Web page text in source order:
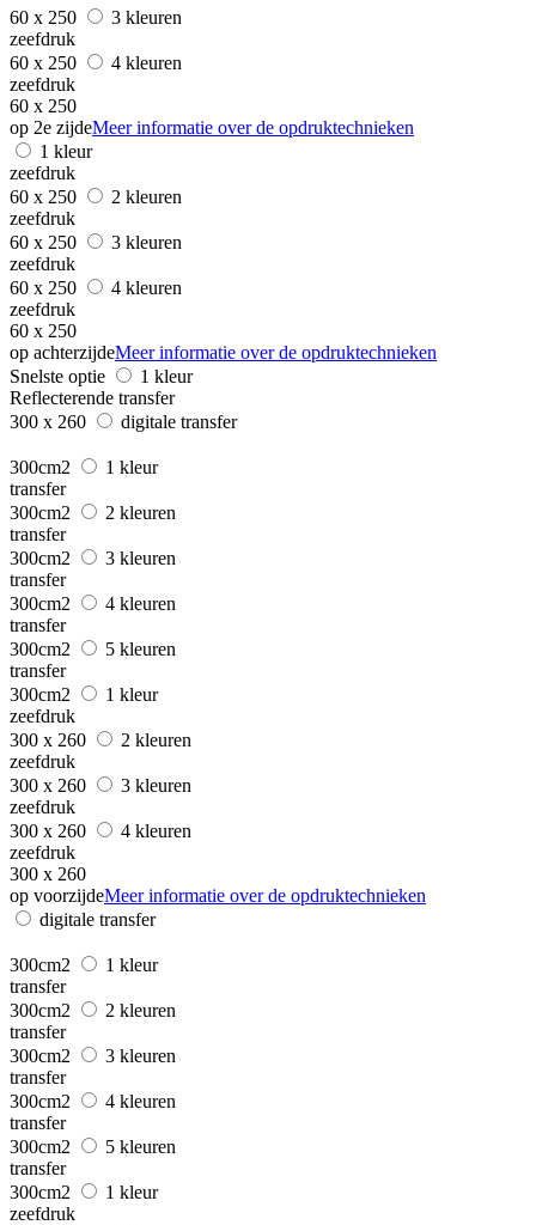
60 x 250
3 kleuren
zeefdruk
60 x 250
4 kleuren
zeefdruk
60 x 250
op 2e zijdeMeer informatie over de opdruktechnieken
1 kleur
zeefdruk
60 x 250
2 kleuren
zeefdruk
60 x 250
3 kleuren
zeefdruk
60 x 250
4 kleuren
zeefdruk
60 x 250
op achterzijdeMeer informatie over de opdruktechnieken
Snelste optie
1 kleur
Reflecterende transfer
300 x 260
digitale transfer
300cm2
1 kleur
transfer
300cm2
2 kleuren
transfer
300cm2
3 kleuren
transfer
300cm2
4 kleuren
transfer
300cm2
5 kleuren
transfer
300cm2
1 kleur
zeefdruk
300 x 260
2 kleuren
zeefdruk
300 x 260
3 kleuren
zeefdruk
300 x 260
4 kleuren
zeefdruk
300 x 260
op voorzijdeMeer informatie over de opdruktechnieken
digitale transfer
300cm2
1 kleur
transfer
300cm2
2 kleuren
transfer
300cm2
3 kleuren
transfer
300cm2
4 kleuren
transfer
300cm2
5 kleuren
transfer
300cm2
1 kleur
zeefdruk